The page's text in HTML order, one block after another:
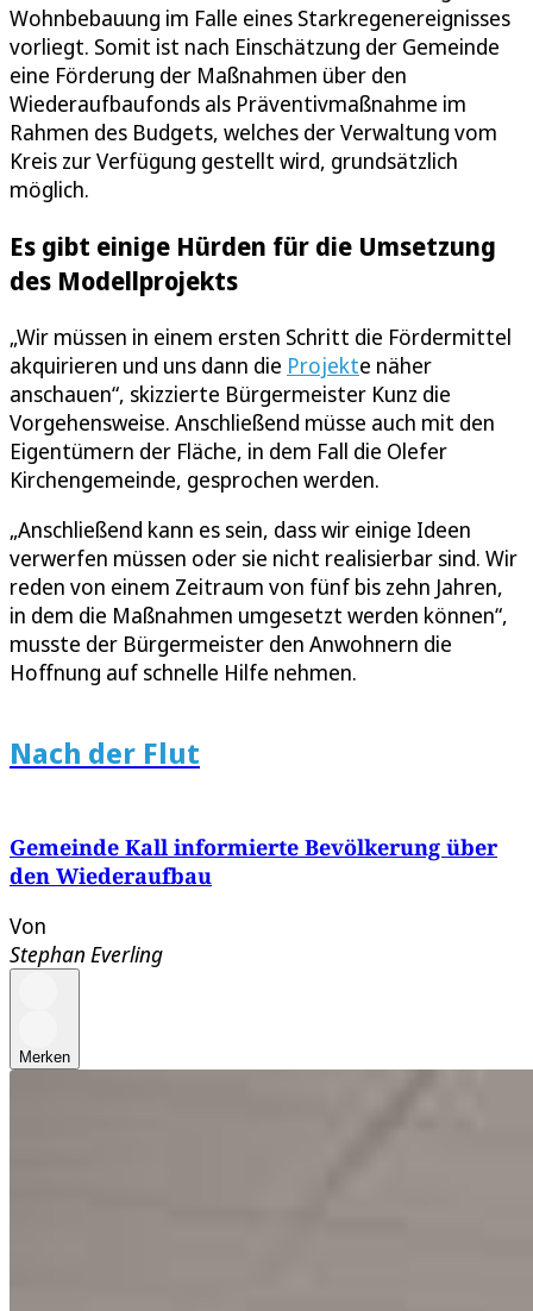
Wohnbebauung im Falle eines Starkregenereignisses
vorliegt. Somit ist nach Einschätzung der Gemeinde
eine Förderung der Maßnahmen über den
Wiederaufbaufonds als Präventivmaßnahme im
Rahmen des Budgets, welches der Verwaltung vom
Kreis zur Verfügung gestellt wird, grundsätzlich
möglich.
Es gibt einige Hürden für die Umsetzung
des Modellprojekts
„Wir müssen in einem ersten Schritt die Fördermittel
akquirieren und uns dann die Projekte näher
anschauen“, skizzierte Bürgermeister Kunz die
Vorgehensweise. Anschließend müsse auch mit den
Eigentümern der Fläche, in dem Fall die Olefer
Kirchengemeinde, gesprochen werden.
„Anschließend kann es sein, dass wir einige Ideen
verwerfen müssen oder sie nicht realisierbar sind. Wir
reden von einem Zeitraum von fünf bis zehn Jahren,
in dem die Maßnahmen umgesetzt werden können“,
musste der Bürgermeister den Anwohnern die
Hoffnung auf schnelle Hilfe nehmen.
Nach der Flut
Gemeinde Kall informierte Bevölkerung über
den Wiederaufbau
Von
Stephan Everling
Merken